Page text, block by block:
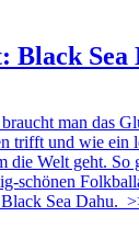
Black Sea
man das
trifft und wie ein
Welt geht. So
schönen
Sea Dahu.